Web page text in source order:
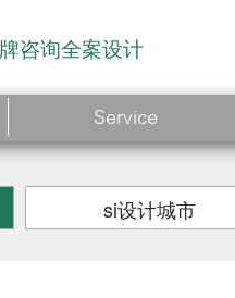
咨询全案设计
Service
si设计城市